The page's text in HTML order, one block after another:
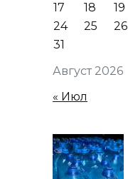
Август 2026
17
18 19
24
25 26
31
« Июл